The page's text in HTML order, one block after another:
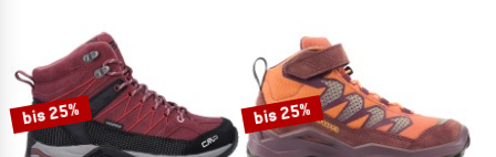
bis 25% bis 25%